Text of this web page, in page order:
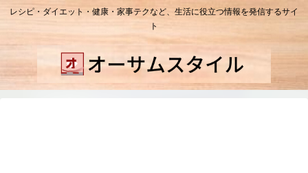
レシピ・ダイエット・健康・家事テクなど、生活に役立つ情報を発信するサイ
ト